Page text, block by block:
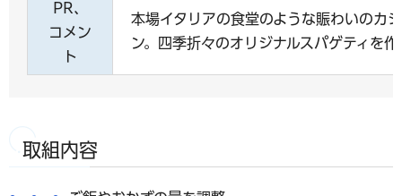
PR、
コメン
ト
本場イタリアの食堂のような賑わいのカ
ン。四季折々のオリジナルスパゲティを
取組内容